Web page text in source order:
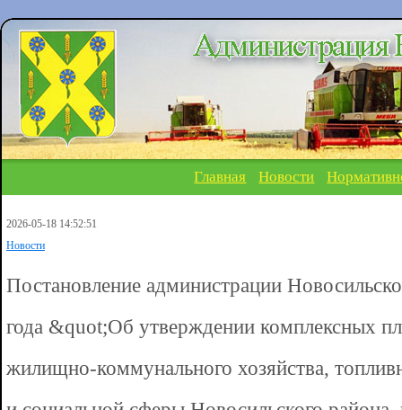
Главная Новости
2026-05-18 14:52:51
Новости
Постановление администрации
года &quot;Об утверждении комплексных
жилищно-коммунального хозяйства,